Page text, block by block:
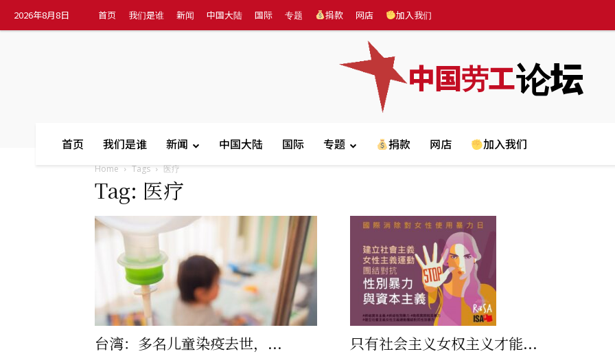
2026年8月8日 首页 我们是谁 新闻 中国大陆 国际 专题 捐款 网店 加入我们
中国劳工论坛
首页 我们是谁 新闻 中国大陆 国际 专题 捐款 网店 加入我们
Home Tags 医疗
Tag: 医疗
台湾：多名儿童染疫去世，... 只有社会主义女权主义才能...